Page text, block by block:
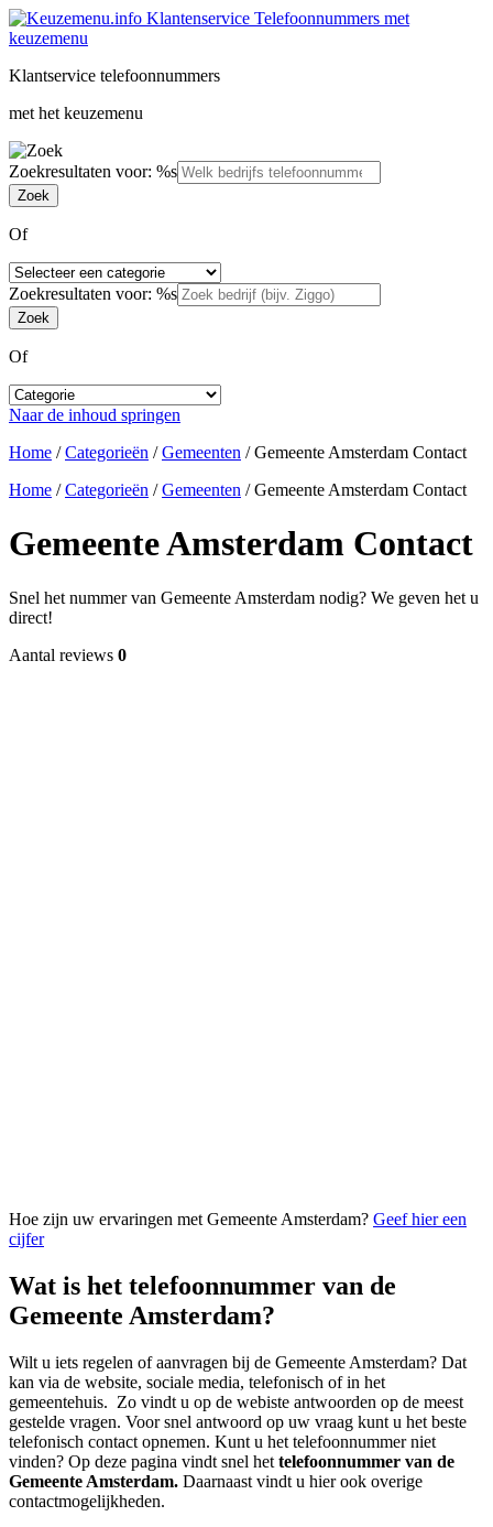
Klantservice telefoonnummers
met het keuzemenu
Zoekresultaten voor: %s
Of
Zoekresultaten voor: %s
Of
Naar de inhoud springen
Home /Categorieën /Gemeenten /Gemeente Amsterdam Contact
Home /Categorieën /Gemeenten /Gemeente Amsterdam Contact
Gemeente Amsterdam Contact
Snel het nummer van Gemeente Amsterdam nodig? We geven het u
direct!
Aantal reviews 0
Hoe zijn uw ervaringen met Gemeente Amsterdam? Geef hier een
cijfer
Wat is het telefoonnummer van de
Gemeente Amsterdam?
Wilt u iets regelen of aanvragen bij de Gemeente Amsterdam? Dat
kan via de website, sociale media, telefonisch of in het
gemeentehuis. Zo vindt u op de webiste antwoorden op de meest
gestelde vragen. Voor snel antwoord op uw vraag kunt u het beste
telefonisch contact opnemen. Kunt u het telefoonnummer niet
vinden? Op deze pagina vindt snel het telefoonnummer van de
Gemeente Amsterdam. Daarnaast vindt u hier ook overige
contactmogelijkheden.